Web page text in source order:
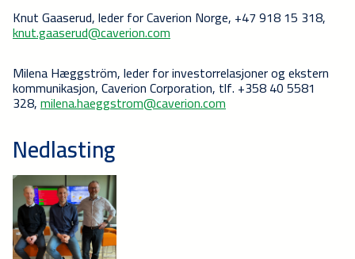
Knut Gaaserud, leder for Caverion Norge, +47 918 15 318,
knut.gaaserud@caverion.com
Milena Hæggström, leder for investorrelasjoner og ekstern
kommunikasjon, Caverion Corporation, tlf. +358 40 5581
328,milena.haeggstrom@caverion.com
Nedlasting